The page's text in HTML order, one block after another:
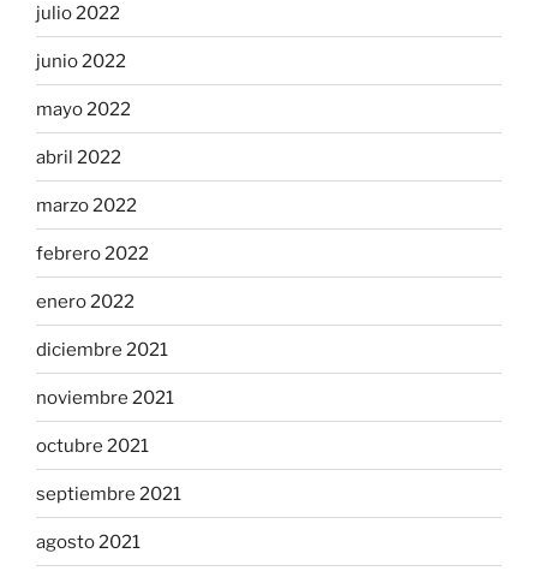
julio 2022
junio 2022
mayo 2022
abril 2022
marzo 2022
febrero 2022
enero 2022
diciembre 2021
noviembre 2021
octubre 2021
septiembre 2021
agosto 2021